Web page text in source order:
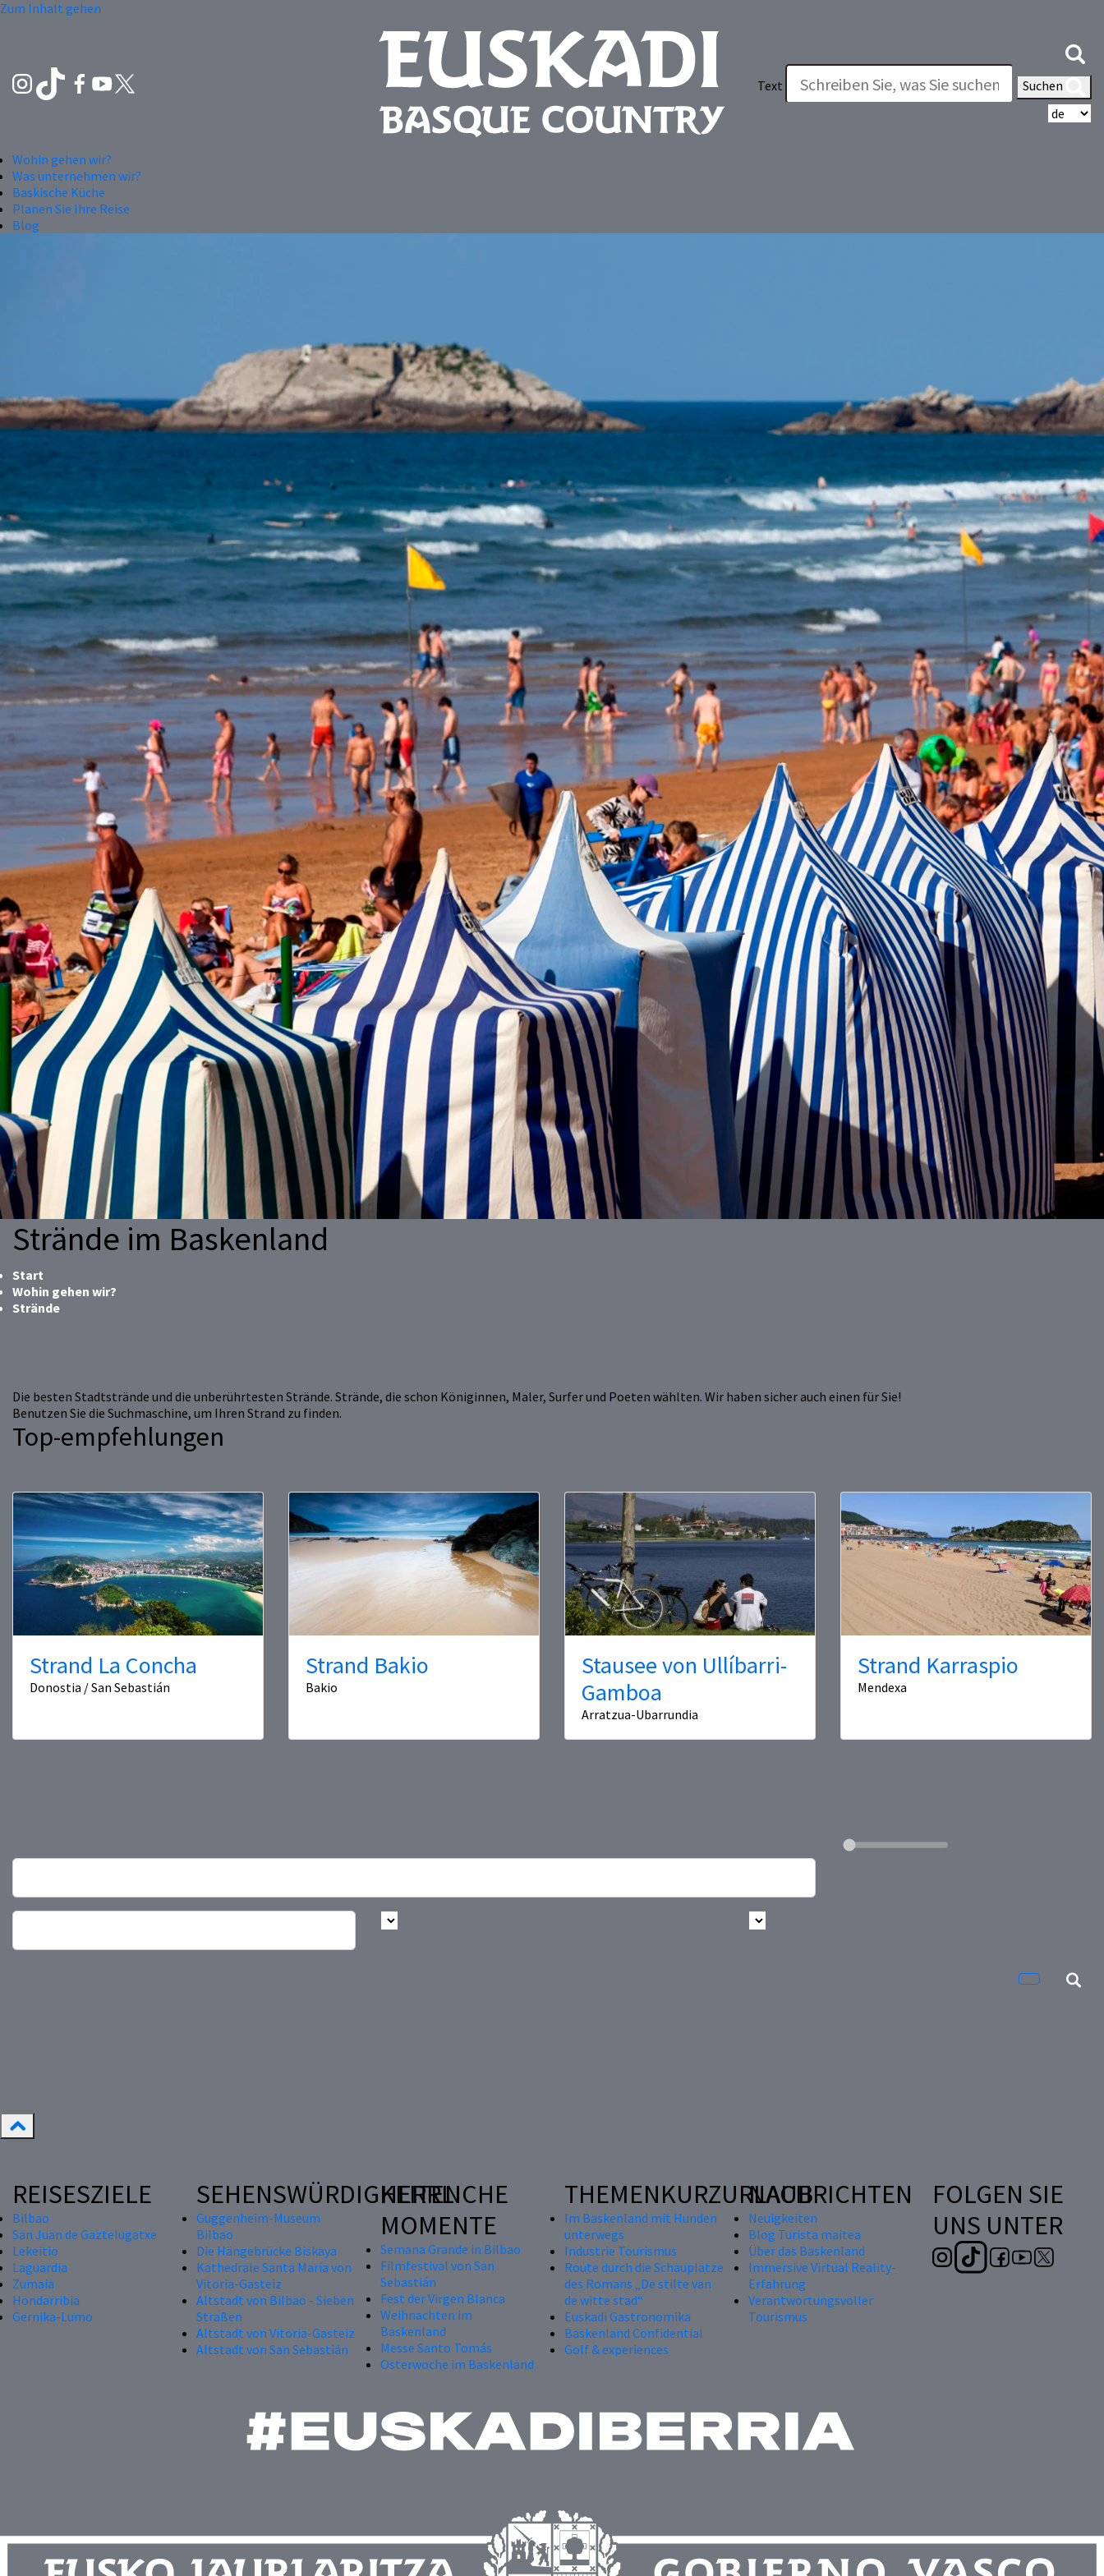
Zum Inhalt gehen
Text
Suchen
Wohin gehen wir?
Was unternehmen wir?
Baskische Küche
Planen Sie Ihre Reise
Blog
Strände im Baskenland
Start
Wohin gehen wir?
Strände
Die besten Stadtstrände und die unberührtesten Strände. Strände, die schon Königinnen, Maler, Surfer und Poeten wählten. Wir haben sicher auch einen für Sie!
Benutzen Sie die Suchmaschine, um Ihren Strand zu finden.
Top-empfehlungen
Strand La Concha
Donostia / San Sebastián
Strand Bakio
Bakio
Stausee von Ullíbarri-
Gamboa
Arratzua-Ubarrundia
Strand Karraspio
Mendexa
REISESZIELE
Bilbao
San Juan de Gaztelugatxe
Lekeitio
Laguardia
Zumaia
Hondarribia
Gernika-Lumo
SEHENSWÜRDIGKEITEN
Guggenheim-Museum
Bilbao
Die Hängebrücke Biskaya
Kathedrale Santa María von
Vitoria-Gasteiz
Altstadt von Bilbao - Sieben
Straßen
Altstadt von Vitoria-Gasteiz
Altstadt von San Sebastián
HERRLICHE
MOMENTE
Semana Grande in Bilbao
Filmfestival von San
Sebastián
Fest der Virgen Blanca
Weihnachten im
Baskenland
Messe Santo Tomás
Osterwoche im Baskenland
THEMENKURZURLAUB
Im Baskenland mit Hunden
unterwegs
Industrie Tourismus
Route durch die Schauplätze
des Romans „De stilte van
de witte stad“
Euskadi Gastronomika
Baskenland Confidential
Golf & experiences
NACHRICHTEN
Neuigkeiten
Blog Turista maitea
Über das Baskenland
Immersive Virtual Reality-
Erfahrung
Verantwortungsvoller
Tourismus
FOLGEN SIE
UNS UNTER